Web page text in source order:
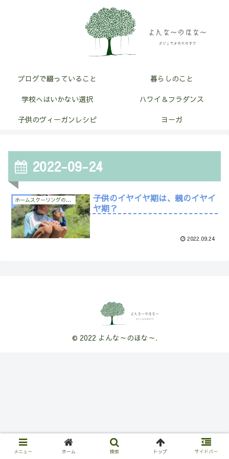
ブログで綴っていること
暮らしのこと
学校へはいかない選択
ハワイ＆フラダンス
子供のヴィーガンレシピ
ヨーガ
2022-09-24
ホームスクーリングのこと
子供のイヤイヤ期は、親のイヤイ
ヤ期？
2022.09.24
© 2022 よんな～のほな～.
メニュー ホーム 検索 トップ サイドバー